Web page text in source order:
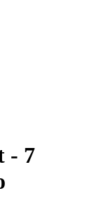
- 7